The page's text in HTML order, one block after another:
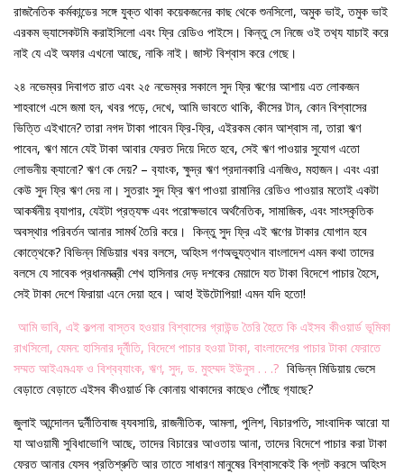
রাজনৈতিক কর্মকান্ডের সঙ্গে যুক্ত থাকা কয়েকজনের কাছ থেকে শুনসিলো, অমুক ভাই, তমুক ভাই
এরকম ভ‍্যাসেকটমি করাইসিলো এবং ফ্রি রেডিও পাইসে। কিন্তু সে নিজে ওই তথ‍্য যাচাই করে
নাই যে এই অফার এখনো আছে, নাকি নাই। জাস্ট বিশ্বাস করে গেছে।
২৪ নভেম্বর দিবাগত রাত এবং ২৫ নভেম্বর সকালে সুদ ফ্রি ঋণের আশায় এত লোকজন
শাহবাগে এসে জমা হন, খবর পড়ে, দেখে, আমি ভাবতে থাকি, কীসের টান, কোন বিশ্বাসের
ভিত্তি এইখানে? তারা নগদ টাকা পাবেন ফ্রি-ফ্রি, এইরকম কোন আশ্বাস না, তারা ঋণ
পাবেন, ঋণ মানে যেই টাকা আবার ফেরত দিয়ে দিতে হবে, সেই ঋণ পাওয়ার সুযোগ এতো
লোভনীয় ক‍্যানো? ঋণ কে দেয়? – ব‍্যাংক, ক্ষুদ্র ঋণ প্রদানকারি এনজিও, মহাজন। এবং এরা
কেউ সুদ ফ্রি ঋণ দেয় না। সুতরাং সুদ ফ্রি ঋণ পাওয়া রামানির রেডিও পাওয়ার মতোই একটা
আকর্ষনীয় ব‍্যাপার, যেইটা প্রত‍্যক্ষ এবং পরোক্ষভাবে অর্থনৈতিক, সামাজিক, এবং সাংস্কৃতিক
অবস্থার পরিবর্তন আনার সামর্থ তৈরি করে। কিন্তু সুদ ফ্রি এই ঋণের টাকার যোগান হবে
কোত্থেকে? বিভিন্ন মিডিয়ার খবর বলসে, অহিংস গণঅভ‍্যুত্থান বাংলাদেশ এমন কথা তাদের
বলসে যে সাবেক প্রধানমন্ত্রী শেখ হাসিনার দেড় দশকের মেয়াদে যত টাকা বিদেশে পাচার হৈসে,
সেই টাকা দেশে ফিরায়া এনে দেয়া হবে। আহ! ইউটোপিয়া! এমন যদি হতো!
আমি ভাবি, এই কল্পনা বাস্তব হওয়ার বিশ্বাসের গ্রাউন্ড তৈরি হৈতে কি এইসব কীওয়ার্ড ভূমিকা
রাখসিলো, যেমন: হাসিনার দূর্নীতি, বিদেশে পাচার হওয়া টাকা, বাংলাদেশের পাচার টাকা ফেরাতে
সম্মত আইএমএফ ও বিশ্বব‍্যাংক, ঋণ, সুদ, ড. মুহম্মদ ইউনুস . . .? বিভিন্ন মিডিয়ায় ভেসে
বেড়াতে বেড়াতে এইসব কীওয়ার্ড কি কোনায় থাকাদের কাছেও পৌঁছে গ‍্যাছে?
জুলাই আন্দোলন দুর্নীতিবাজ ব‍্যবসায়ি, রাজনীতিক, আমলা, পুলিশ, বিচারপতি, সাংবাদিক আরো যা
যা আওয়ামী সুবিধাভোগি আছে, তাদের বিচারের আওতায় আনা, তাদের বিদেশে পাচার করা টাকা
ফেরত আনার যেসব প্রতিশ্রুতি আর তাতে সাধারণ মানুষের বিশ্বাসকেই কি প্লট করসে অহিংস